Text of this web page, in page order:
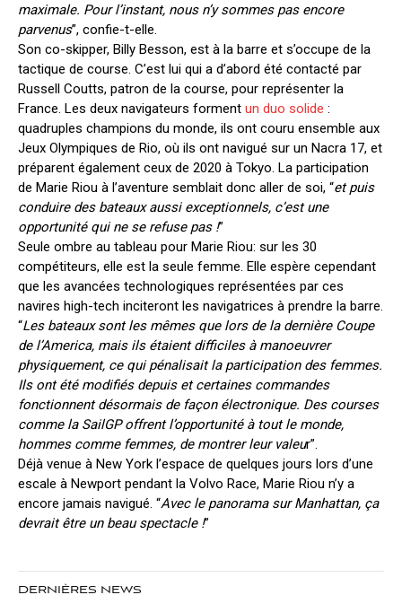
maximale. Pour l’instant, nous n’y sommes pas encore
parvenus”, confie-t-elle.
Son co-skipper, Billy Besson, est à la barre et s’occupe de la
tactique de course. C’est lui qui a d’abord été contacté par
Russell Coutts, patron de la course, pour représenter la
France. Les deux navigateurs forment un duo solide :
quadruples champions du monde, ils ont couru ensemble aux
Jeux Olympiques de Rio, où ils ont navigué sur un Nacra 17, et
préparent également ceux de 2020 à Tokyo. La participation
de Marie Riou à l’aventure semblait donc aller de soi, “et puis
conduire des bateaux aussi exceptionnels, c’est une
opportunité qui ne se refuse pas !”
Seule ombre au tableau pour Marie Riou: sur les 30
compétiteurs, elle est la seule femme. Elle espère cependant
que les avancées technologiques représentées par ces
navires high-tech inciteront les navigatrices à prendre la barre.
“Les bateaux sont les mêmes que lors de la dernière Coupe
de l’America, mais ils étaient difficiles à manoeuvrer
physiquement, ce qui pénalisait la participation des femmes.
Ils ont été modifiés depuis et certaines commandes
fonctionnent désormais de façon électronique. Des courses
comme la SailGP offrent l’opportunité à tout le monde,
hommes comme femmes, de montrer leur valeur”.
Déjà venue à New York l’espace de quelques jours lors d’une
escale à Newport pendant la Volvo Race, Marie Riou n’y a
encore jamais navigué. “Avec le panorama sur Manhattan, ça
devrait être un beau spectacle !”
DERNIÈRES NEWS